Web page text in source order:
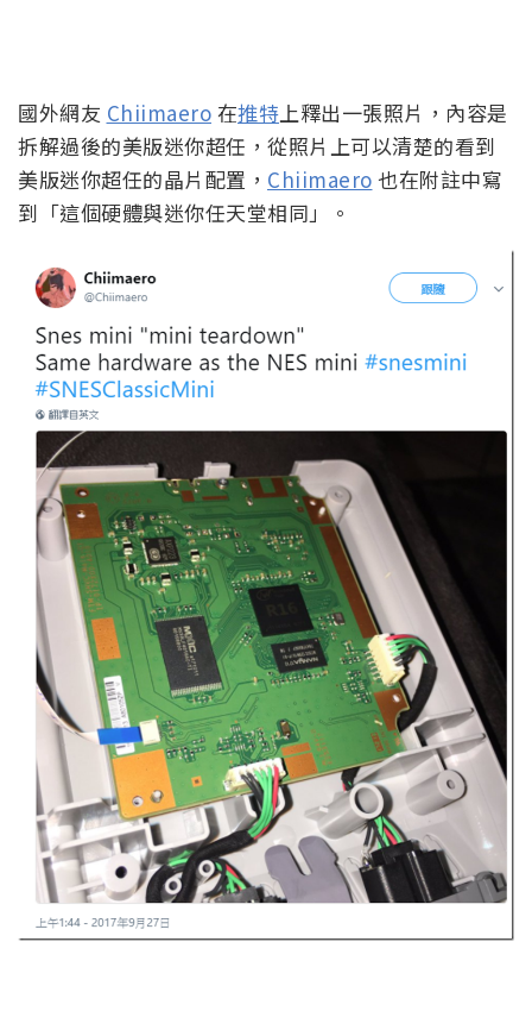
國外網友 Chiimaero 在推特上釋出一張照片，內容是
拆解過後的美版迷你超任，從照片上可以清楚的看到
美版迷你超任的晶片配置， Chiimaero 也在附註中寫
到「這個硬體與迷你任天堂相同」。